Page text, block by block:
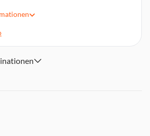
Glasablagen
143 x 55 x 56,7 cm